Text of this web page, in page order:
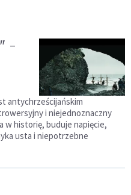
-
antychrześcijańskim
i niejednoznaczny
w historię, buduje napięcie,
usta i niepotrzebne